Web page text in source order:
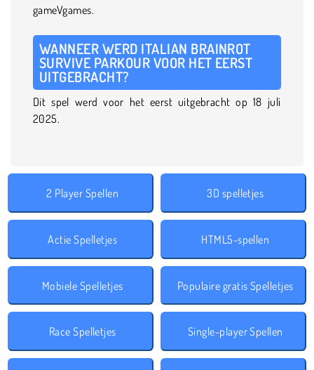
gameVgames.
WANNEER WERD ITALIAN BRAINROT
SURVIVE PARKOUR VOOR HET EERST
UITGEBRACHT?
Dit spel werd voor het eerst uitgebracht op 18 juli
2025.
2 Player Spellen 3D spelletjes
Actie Spelletjes HTML5-spellen
Mobiele Spelletjes Populaire gratis Spelletjes
Race Spelletjes Single-player Spellen